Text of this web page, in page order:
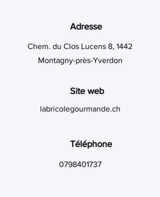
Adresse
Chem. du Clos Lucens 8, 1442
Montagny-près-Yverdon
Site web
labricolegourmande.ch
Téléphone
0798401737